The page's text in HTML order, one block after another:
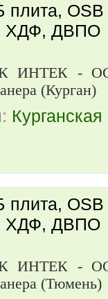
плита,
ХДФ, ДВПО
ИНТЕК -
(Курган)
плита,
ХДФ, ДВПО
ИНТЕК -
(Тюмень)